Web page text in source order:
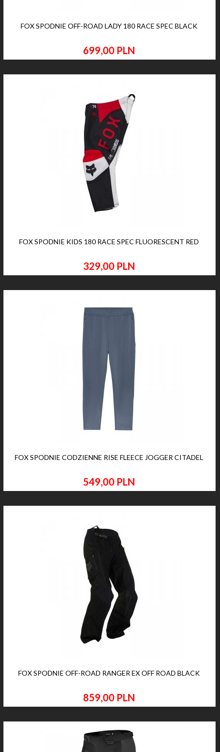
FOX SPODNIE OFF-ROAD LADY 180 RACE SPEC BLACK
699,00 PLN
FOX SPODNIE KIDS 180 RACE SPEC FLUORESCENT RED
329,00 PLN
FOX SPODNIE CODZIENNE RISE FLEECE JOGGER CITADEL
549,00 PLN
FOX SPODNIE OFF-ROAD RANGER EX OFF ROAD BLACK
859,00 PLN